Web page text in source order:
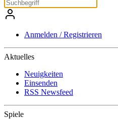
Anmelden / Registrieren
Aktuelles
Neuigkeiten
Einsenden
RSS Newsfeed
Spiele